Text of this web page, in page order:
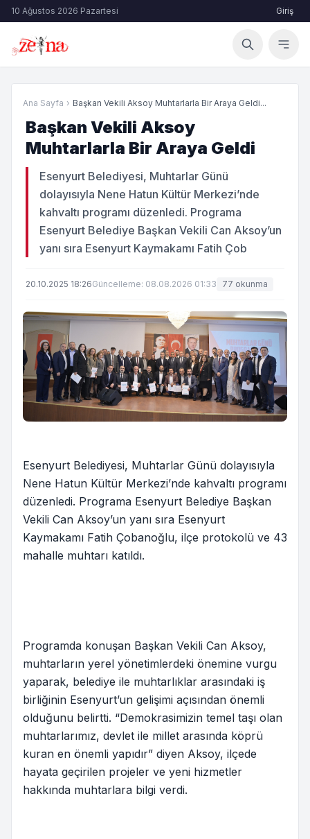
10 Ağustos 2026 Pazartesi Giriş
Ana Sayfa › Başkan Vekili Aksoy Muhtarlarla Bir Araya Geldi...
Başkan Vekili Aksoy
Muhtarlarla Bir Araya Geldi
Esenyurt Belediyesi, Muhtarlar Günü
dolayısıyla Nene Hatun Kültür Merkezi’nde
kahvaltı programı düzenledi. Programa
Esenyurt Belediye Başkan Vekili Can Aksoy’un
yanı sıra Esenyurt Kaymakamı Fatih Çob
20.10.2025 18:26Güncelleme: 08.08.2026 01:33 77 okunma
Esenyurt Belediyesi, Muhtarlar Günü dolayısıyla
Nene Hatun Kültür Merkezi’nde kahvaltı programı
düzenledi. Programa Esenyurt Belediye Başkan
Vekili Can Aksoy’un yanı sıra Esenyurt
Kaymakamı Fatih Çobanoğlu, ilçe protokolü ve 43
mahalle muhtarı katıldı.
Programda konuşan Başkan Vekili Can Aksoy,
muhtarların yerel yönetimlerdeki önemine vurgu
yaparak, belediye ile muhtarlıklar arasındaki iş
birliğinin Esenyurt’un gelişimi açısından önemli
olduğunu belirtti. “Demokrasimizin temel taşı olan
muhtarlarımız, devlet ile millet arasında köprü
kuran en önemli yapıdır” diyen Aksoy, ilçede
hayata geçirilen projeler ve yeni hizmetler
hakkında muhtarlara bilgi verdi.